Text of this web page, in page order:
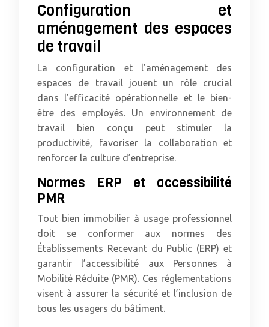
Configuration et
aménagement des espaces
de travail
La configuration et l’aménagement des
espaces de travail jouent un rôle crucial
dans l’efficacité opérationnelle et le bien-
être des employés. Un environnement de
travail bien conçu peut stimuler la
productivité, favoriser la collaboration et
renforcer la culture d’entreprise.
Normes ERP et accessibilité
PMR
Tout bien immobilier à usage professionnel
doit se conformer aux normes des
Établissements Recevant du Public (ERP) et
garantir l’accessibilité aux Personnes à
Mobilité Réduite (PMR). Ces réglementations
visent à assurer la sécurité et l’inclusion de
tous les usagers du bâtiment.